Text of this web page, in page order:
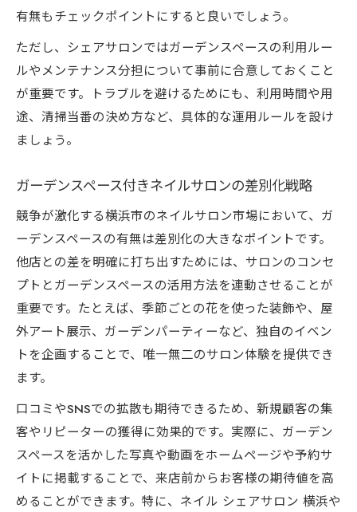
有無もチェックポイントにすると良いでしょう。
ただし、シェアサロンではガーデンスペースの利用ルー
ルやメンテナンス分担について事前に合意しておくこと
が重要です。トラブルを避けるためにも、利用時間や用
途、清掃当番の決め方など、具体的な運用ルールを設け
ましょう。
ガーデンスペース付きネイルサロンの差別化戦略
競争が激化する横浜市のネイルサロン市場において、ガ
ーデンスペースの有無は差別化の大きなポイントです。
他店との差を明確に打ち出すためには、サロンのコンセ
プトとガーデンスペースの活用方法を連動させることが
重要です。たとえば、季節ごとの花を使った装飾や、屋
外アート展示、ガーデンパーティーなど、独自のイベン
トを企画することで、唯一無二のサロン体験を提供でき
ます。
口コミやSNSでの拡散も期待できるため、新規顧客の集
客やリピーターの獲得に効果的です。実際に、ガーデン
スペースを活かした写真や動画をホームページや予約サ
イトに掲載することで、来店前からお客様の期待値を高
めることができます。特に、ネイル シェアサロン 横浜や